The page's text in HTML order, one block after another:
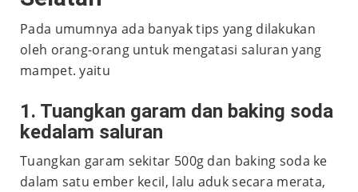
Pada umumnya ada banyak tips yang dilakukan
oleh orang-orang untuk mengatasi saluran yang
mampet. yaitu
1. Tuangkan garam dan baking soda
kedalam saluran
Tuangkan garam sekitar 500g dan baking soda ke
dalam satu ember kecil, lalu aduk secara merata,